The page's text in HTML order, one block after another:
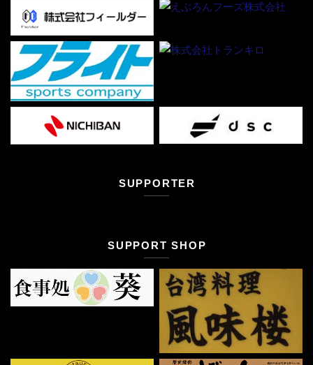
SUPPORTER
SUPPORT SHOP